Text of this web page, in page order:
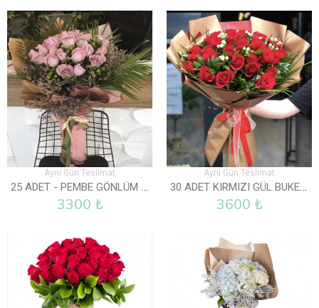
Aynı Gün Teslimat
25 ADET - PEMBE GÖNLÜM SENDE
3300 ₺
Aynı Gün Teslimat
30 ADET KIRMIZI GÜL BUKETI
3600 ₺